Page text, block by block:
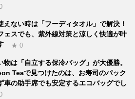
えない時は「フーディタオル」で解決！
ェスでも、紫外線対策と涼しく快適が叶
★ 0
物は「自立する保冷バッグ」が大優勝。
Teaで見つけたのは、お寿司のパック
車の助手席でも安定するエコバッグでし